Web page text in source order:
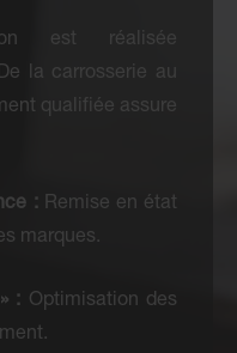
est réalisée
De la carrosserie au
qualifiée assure
: Remise en état
marques.
: Optimisation des